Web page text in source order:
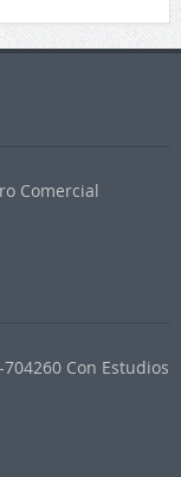
Comercial
Con Estudios